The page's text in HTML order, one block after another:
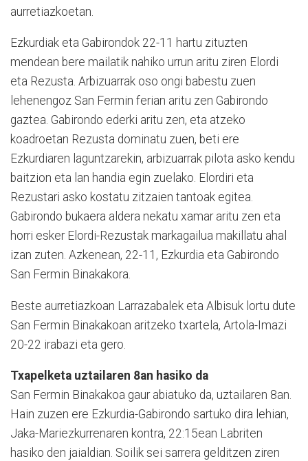
aurretiazkoetan.
Ezkurdiak eta Gabirondok 22-11 hartu zituzten
mendean bere mailatik nahiko urrun aritu ziren Elordi
eta Rezusta. Arbizuarrak oso ongi babestu zuen
lehenengoz San Fermin ferian aritu zen Gabirondo
gaztea. Gabirondo ederki aritu zen, eta atzeko
koadroetan Rezusta dominatu zuen, beti ere
Ezkurdiaren laguntzarekin, arbizuarrak pilota asko kendu
baitzion eta lan handia egin zuelako. Elordiri eta
Rezustari asko kostatu zitzaien tantoak egitea.
Gabirondo bukaera aldera nekatu xamar aritu zen eta
horri esker Elordi-Rezustak markagailua makillatu ahal
izan zuten. Azkenean, 22-11, Ezkurdia eta Gabirondo
San Fermin Binakakora.
Beste aurretiazkoan Larrazabalek eta Albisuk lortu dute
San Fermin Binakakoan aritzeko txartela, Artola-Imazi
20-22 irabazi eta gero.
Txapelketa uztailaren 8an hasiko da
San Fermin Binakakoa gaur abiatuko da, uztailaren 8an.
Hain zuzen ere Ezkurdia-Gabirondo sartuko dira lehian,
Jaka-Mariezkurrenaren kontra, 22:15ean Labriten
hasiko den jaialdian. Soilik sei sarrera gelditzen ziren